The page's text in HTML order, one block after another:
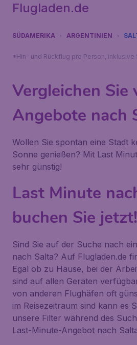
Flugladen.de
SÜDAMERIKA ARGENTINIEN
*Hin- und Rückflug pro Person,
Vergleichen
Angebote nach
Wollen Sie spontan eine Stadt
Sonne genießen? Mit Last
sehr günstig!
Last Minute
buchen Sie jetzt!
Sind Sie auf der Suche nach
nach Salta? Auf Flugladen.de
Egal ob zu Hause, bei der
sind auf allen Geräten
von anderen Flughäfen oft
im Reisezeitraum sind kann es
unsere Filter während des
Last-Minute-Angebot nach